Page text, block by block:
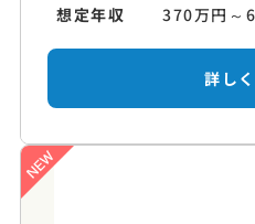
想定年収
370万円～
詳し